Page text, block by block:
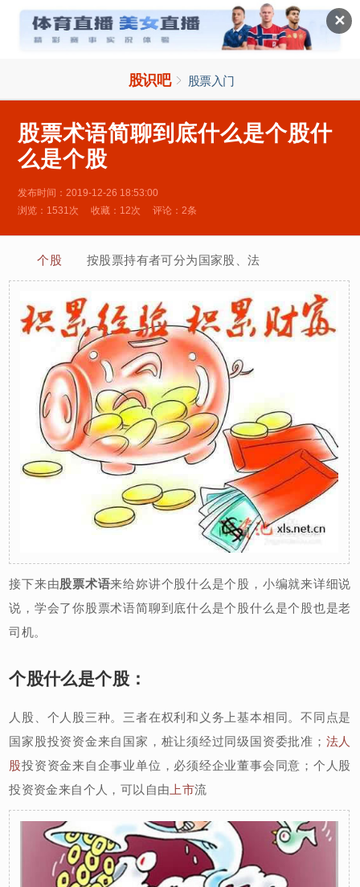
✕
股识吧  股票入门

股票术语简聊到底什么是个股什
么是个股
发布时间：2019-12-26 18:53:00
浏览：1531次
收藏：12次 评论：2条
个股 按股票持有者可分为国家股、法
接下来由股票术语来给妳讲个股什么是个股，小编就来详细说
说，学会了你股票术语简聊到底什么是个股什么是个股也是老
司机。
个股什么是个股：
人股、个人股三种。三者在权利和义务上基本相同。不同点是
国家股投资资金来自国家，桩让须经过同级国资委批准； 法人
股投资资金来自企事业单位，必须经企业董事会同意；个人股
投资资金来自个人，可以自由 上市流